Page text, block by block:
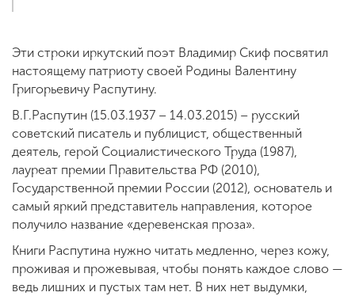
Эти строки иркутский поэт Владимир Скиф посвятил
настоящему патриоту своей Родины Валентину
Григорьевичу Распутину.
В.Г.Распутин (15.03.1937 – 14.03.2015) – русский
советский писатель и публицист, общественный
деятель, герой Социалистического Труда (1987),
лауреат премии Правительства РФ (2010),
Государственной премии России (2012), основатель и
самый яркий представитель направления, которое
получило название «деревенская проза».
Книги Распутина нужно читать медленно, через кожу,
проживая и прожевывая, чтобы понять каждое слово —
ведь лишних и пустых там нет. В них нет выдумки,